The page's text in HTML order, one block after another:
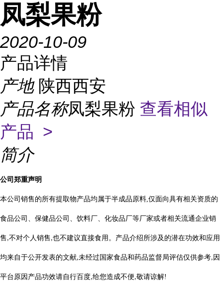
凤梨果粉
2020-10-09
产品详情
产地 陕西西安
产品名称凤梨果粉 查看相似
产品 >
简介
公司郑重声明
本公司销售的所有提取物产品均属于半成品原料,仅面向具有相关资质的
食品公司、保健品公司、饮料厂、化妆品厂等厂家或者相关流通企业销
售,不对个人销售,也不建议直接食用。产品介绍所涉及的潜在功效和应用
均来自于公开发表的文献,未经过国家食品和药品监督局评估仅供参考, 因
平台原因产品功效请自行百度,给您造成不便,敬请谅解!